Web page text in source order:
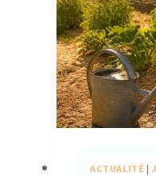
ACTUALITÉ |